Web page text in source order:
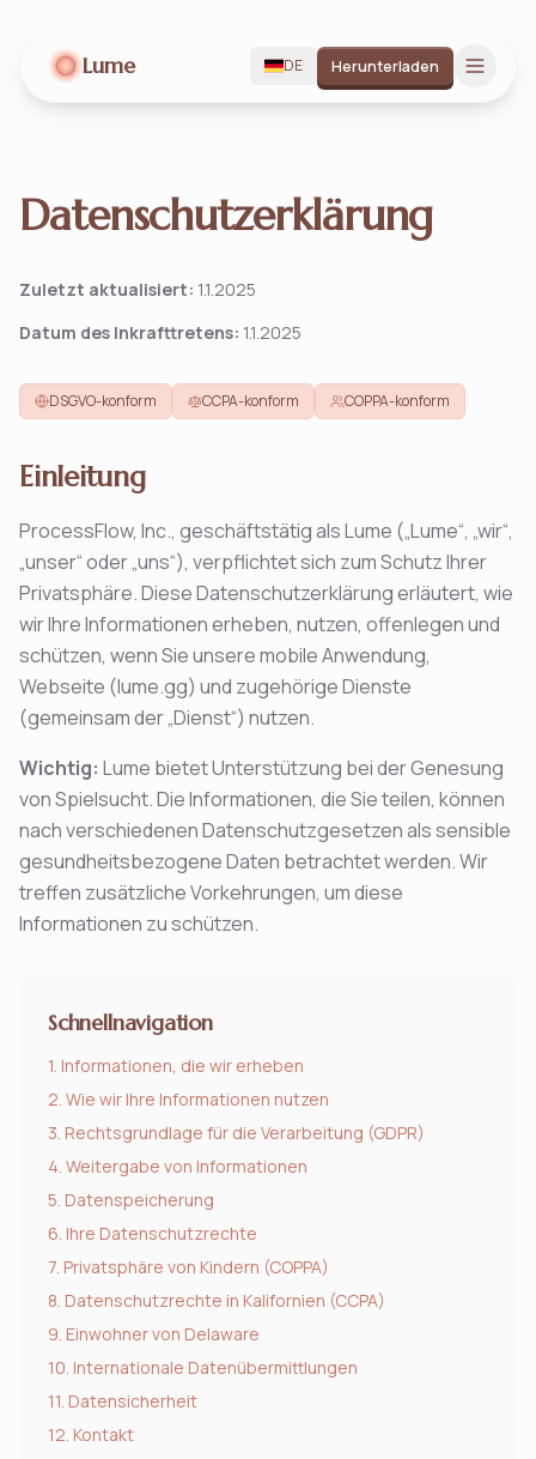
Lume DE Herunterladen
Datenschutzerklärung
Zuletzt aktualisiert: 1.1.2025
Datum des Inkrafttretens: 1.1.2025
DSGVO-konform CCPA-konform COPPA-konform
Einleitung
ProcessFlow, Inc., geschäftstätig als Lume („Lume“, „wir“,
„unser“ oder „uns“), verpflichtet sich zum Schutz Ihrer
Privatsphäre. Diese Datenschutzerklärung erläutert, wie
wir Ihre Informationen erheben, nutzen, offenlegen und
schützen, wenn Sie unsere mobile Anwendung,
Webseite (lume.gg) und zugehörige Dienste
(gemeinsam der „Dienst“) nutzen.
Wichtig: Lume bietet Unterstützung bei der Genesung
von Spielsucht. Die Informationen, die Sie teilen, können
nach verschiedenen Datenschutzgesetzen als sensible
gesundheitsbezogene Daten betrachtet werden. Wir
treffen zusätzliche Vorkehrungen, um diese
Informationen zu schützen.
Schnellnavigation
1. Informationen, die wir erheben
2. Wie wir Ihre Informationen nutzen
3. Rechtsgrundlage für die Verarbeitung (GDPR)
4. Weitergabe von Informationen
5. Datenspeicherung
6. Ihre Datenschutzrechte
7. Privatsphäre von Kindern (COPPA)
8. Datenschutzrechte in Kalifornien (CCPA)
9. Einwohner von Delaware
10. Internationale Datenübermittlungen
11. Datensicherheit
12. Kontakt